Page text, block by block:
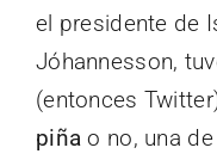
el presidente de
Jóhannesson,
(entonces
piña o no, una